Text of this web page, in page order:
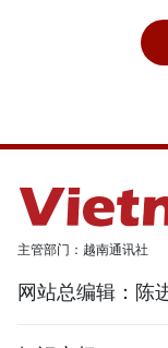
主管部门：越南通讯社
网站总编辑：陈